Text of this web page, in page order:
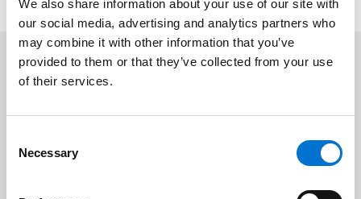
We also share information about your use of our site with
our social media, advertising and analytics partners who
may combine it with other information that you’ve
provided to them or that they’ve collected from your use
of their services.
Selection
Necessary
¿Quieres saber más?